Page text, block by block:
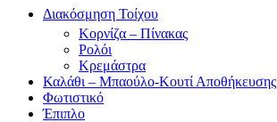
Διακόσμηση Τοίχου
Κορνίζα – Πίνακας
Ρολόι
Κρεμάστρα
Καλάθι – Μπαούλο-Κουτί Αποθήκευσης
Φωτιστικό
Έπιπλο